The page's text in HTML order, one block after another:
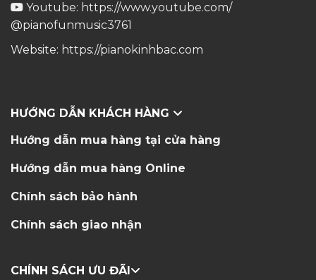
Youtube: https://www.youtube.com/
@pianofunmusic3761
Website: https://pianokinhbac.com
HƯỚNG DẪN KHÁCH HÀNG
Hướng dẫn mua hàng tại cửa hàng
Hướng dẫn mua hàng Online
Chính sách bảo hành
Chính sách giao nhận
CHÍNH SÁCH ƯU ĐÃI